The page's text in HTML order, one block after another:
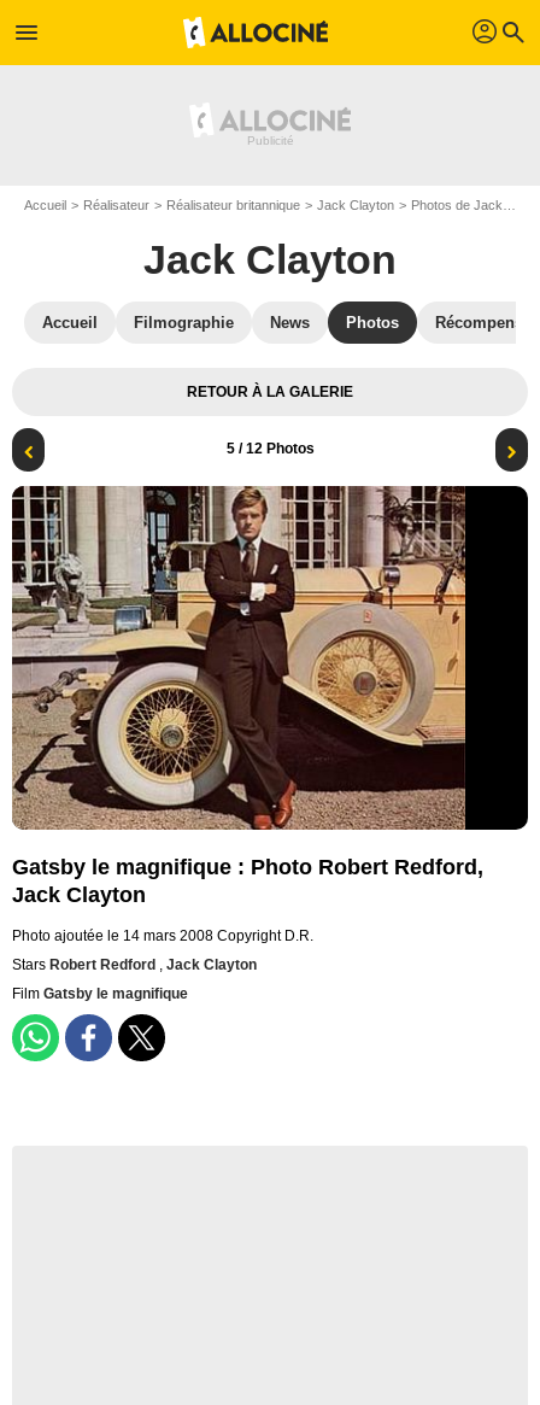
menu profil search
Accueil Réalisateur Réalisateur britannique Jack Clayton Photos de Jack Clayton
Jack Clayton
Accueil Filmographie News Photos Récompenses
RETOUR À LA GALERIE
5/ 12 Photos
Gatsby le magnifique : Photo Robert Redford,
Jack Clayton
Photo ajoutée le 14 mars 2008 Copyright D.R.
Stars Robert Redford , Jack Clayton
Film Gatsby le magnifique